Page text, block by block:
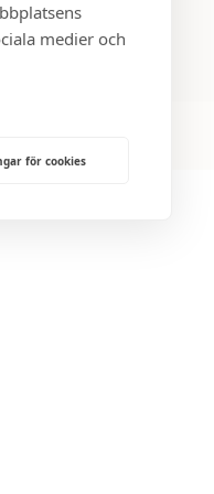
medier och
för cookies